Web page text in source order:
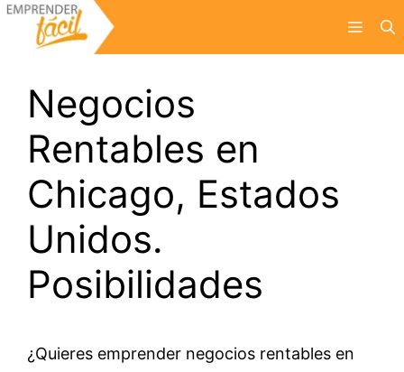
Saltar
Menú
Negocios
Rentables en
Chicago, Estados
Unidos.
Posibilidades
¿Quieres emprender negocios rentables en